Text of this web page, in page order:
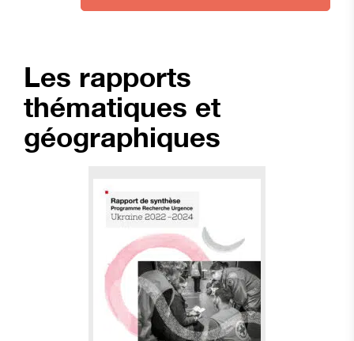
Les rapports
thématiques et
géographiques